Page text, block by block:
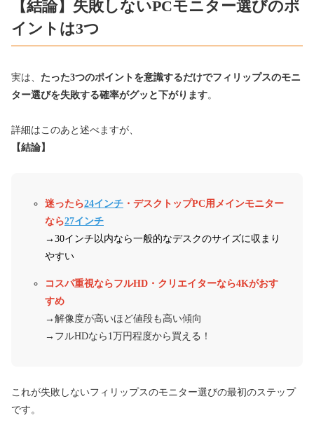
【結論】失敗しないPCモニター選びのポ
イントは3つ
実は、 たった3つのポイントを意識するだけでフィリップスのモニ
ター選びを失敗する確率がグッと下がります。
詳細はこのあと述べますが、
【結論】
迷ったら24インチ ・デスクトップPC用メインモニター
なら27インチ
→30インチ以内なら一般的なデスクのサイズに収まり
やすい
コスパ重視ならフルHD・クリエイターなら4Kがおす
すめ
→解像度が高いほど値段も高い傾向
→フルHDなら1万円程度から買える！
これが失敗しないフィリップスのモニター選びの最初のステップ
です。